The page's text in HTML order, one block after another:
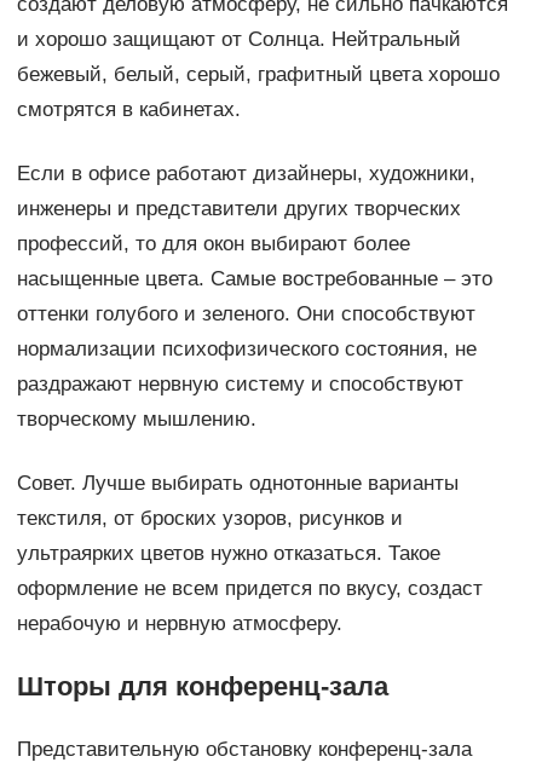
и хорошо защищают от Солнца. Нейтральный
бежевый, белый, серый, графитный цвета хорошо
смотрятся в кабинетах.
Если в офисе работают дизайнеры, художники,
инженеры и представители других творческих
профессий, то для окон выбирают более
насыщенные цвета. Самые востребованные – это
оттенки голубого и зеленого. Они способствуют
нормализации психофизического состояния, не
раздражают нервную систему и способствуют
творческому мышлению.
Совет. Лучше выбирать однотонные варианты
текстиля, от броских узоров, рисунков и
ультраярких цветов нужно отказаться. Такое
оформление не всем придется по вкусу, создаст
нерабочую и нервную атмосферу.
Шторы для конференц-зала
Представительную обстановку конференц-зала